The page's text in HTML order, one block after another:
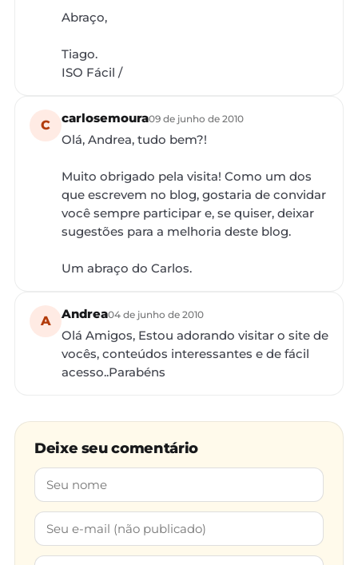
Abraço,
Tiago.
ISO Fácil /
C carlosemoura09 de junho de 2010
Olá, Andrea, tudo bem?!
Muito obrigado pela visita! Como um dos
que escrevem no blog, gostaria de convidar
você sempre participar e, se quiser, deixar
sugestões para a melhoria deste blog.
Um abraço do Carlos.
A Andrea04 de junho de 2010
Olá Amigos, Estou adorando visitar o site de
vocês, conteúdos interessantes e de fácil
acesso..Parabéns
Deixe seu comentário